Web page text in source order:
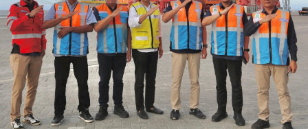
Syarat &
Ketentuan
Pedoman
Media
Cyber
Kategori